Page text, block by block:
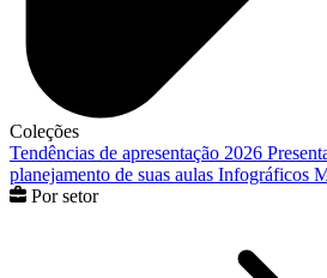
Coleções
Tendências de apresentação 2026
planejamento de suas aulas Infográficos
Por setor